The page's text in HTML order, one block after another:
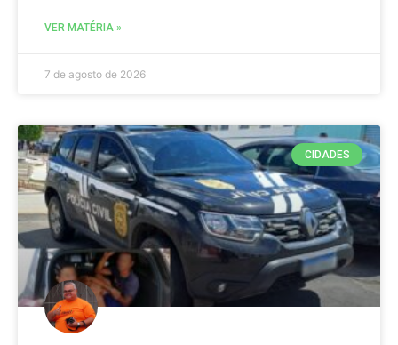
VER MATÉRIA »
7 de agosto de 2026
CIDADES